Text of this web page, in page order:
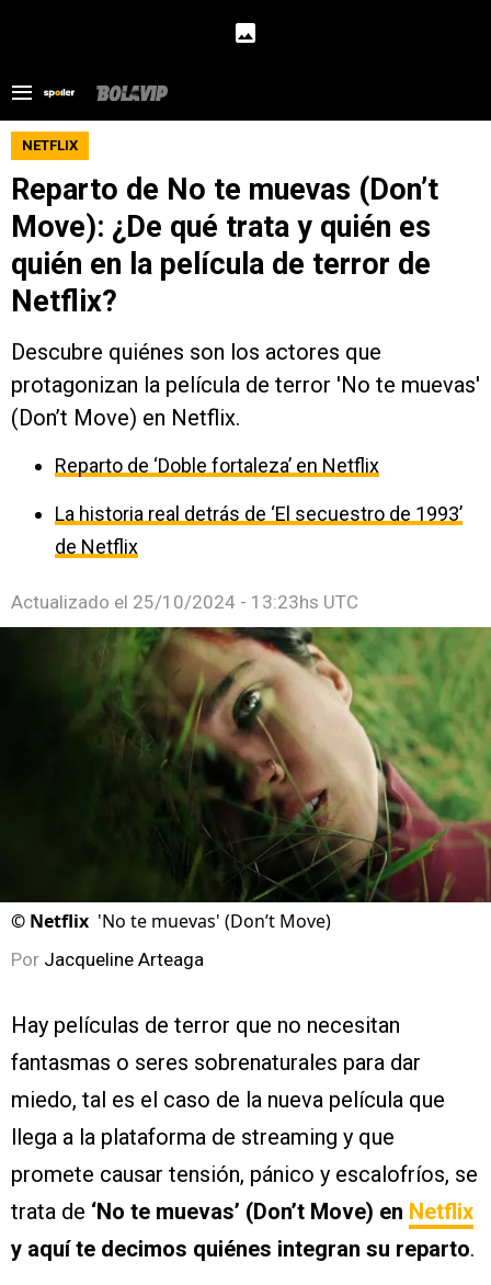
NETFLIX
Reparto de No te muevas (Don’t
Move): ¿De qué trata y quién es
quién en la película de terror de
Netflix?
Descubre quiénes son los actores que
protagonizan la película de terror 'No te muevas'
(Don’t Move) en Netflix.
Reparto de ‘Doble fortaleza’ en Netflix
La historia real detrás de ‘El secuestro de 1993’
de Netflix
Actualizado el 25/10/2024 - 13:23hs UTC
© Netflix 'No te muevas' (Don’t Move)
Por Jacqueline Arteaga
Hay películas de terror que no necesitan
fantasmas o seres sobrenaturales para dar
miedo, tal es el caso de la nueva película que
llega a la plataforma de streaming y que
promete causar tensión, pánico y escalofríos, se
trata de ‘No te muevas’ (Don’t Move) en Netflix
y aquí te decimos quiénes integran su reparto.